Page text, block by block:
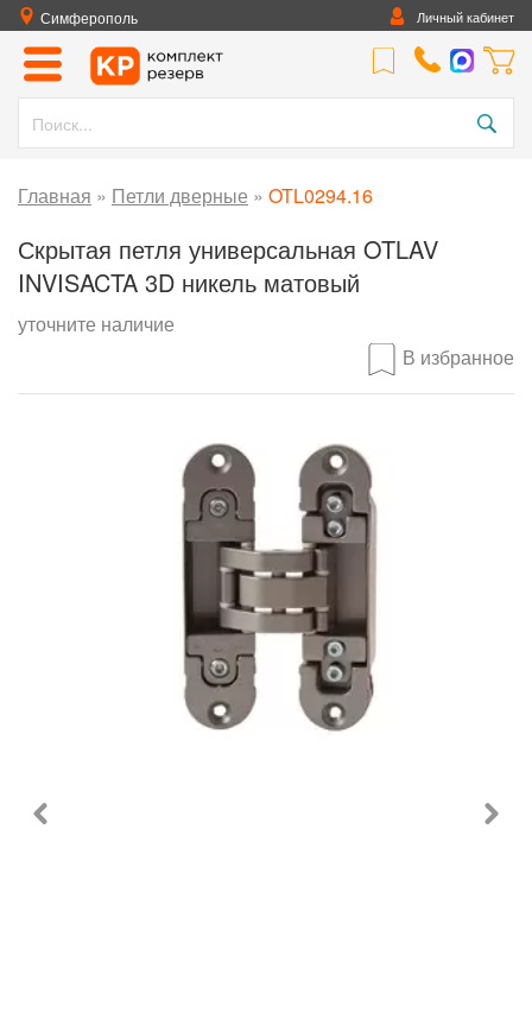
Симферополь Личный кабинет
Главная » Петли дверные » OTL0294.16
Скрытая петля универсальная OTLAV
INVISACTA 3D никель матовый
уточните наличие
В избранное